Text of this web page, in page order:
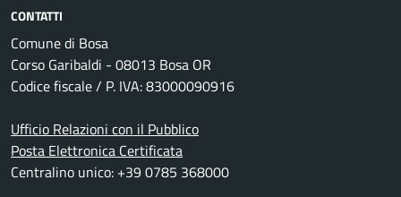
CONTATTI
Comune di Bosa
Corso Garibaldi - 08013 Bosa OR
Codice fiscale / P. IVA: 83000090916
Ufficio Relazioni con il Pubblico
Posta Elettronica Certificata
Centralino unico: +39 0785 368000